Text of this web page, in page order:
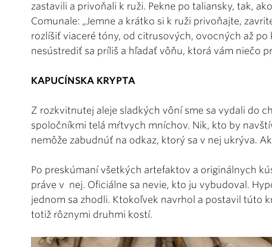
zastavili a privoňali k ruži. Pekne po taliansky, tak,
Comunale: „Jemne a krátko si k ruži privoňajte,
rozlíšiť viaceré tóny, od citrusových, ovocných až po
nesústrediť sa príliš a hľadať vôňu, ktorá vám niečo
KAPUCÍNSKA KRYPTA
Z rozkvitnutej aleje sladkých vôní sme sa vydali do
spoločníkmi telá mŕtvych mníchov. Nik, kto by
nemôže zabudnúť na odkaz, ktorý sa v nej ukrýva.
Po preskúmaní všetkých artefaktov a originálnych
práve v nej. Oficiálne sa nevie, kto ju vybudoval.
jednom sa zhodli. Ktokoľvek navrhol a postavil túto
totiž rôznymi druhmi kostí.